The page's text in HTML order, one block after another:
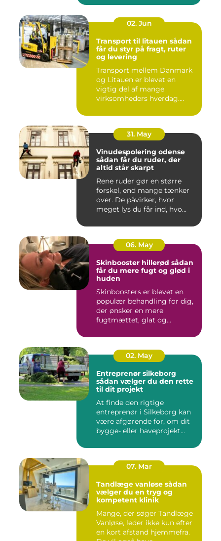
02. Jun
Transport til litauen sådan
får du styr på fragt, ruter
og levering
Transport mellem Danmark
og Litauen er blevet en
vigtig del af mange
virksomheders hverdag.
31. May
Vinudespolering odense
sådan får du ruder, der
altid står skarpt
Rene ruder gør en større
forskel, end mange tænker
over. De påvirker, hvor
meget lys du får ind, hvo...
06. May
Skinbooster hillerød sådan
får du mere fugt og glød i
huden
Skinboosters er blevet en
populær behandling for dig,
der ønsker en mere
fugtmættet, glat og
02. May
Entreprenør silkeborg
sådan vælger du den rette
til dit projekt
At finde den rigtige
entreprenør i Silkeborg kan
være afgørende for, om dit
bygge- eller haveprojekt...
07. Mar
Tandlæge vanløse sådan
vælger du en tryg og
kompetent klinik
Mange, der søger Tandlæge
Vanløse, leder ikke kun efter
en kort afstand hjemmefra.